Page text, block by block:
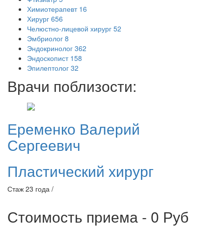
Химиотерапевт 16
Хирург 656
Челюстно-лицевой хирург 52
Эмбриолог 8
Эндокринолог 362
Эндоскопист 158
Эпилептолог 32
Врачи поблизости:
Еременко Валерий
Сергеевич
Пластический хирург
Стаж 23 года /
Стоимость приема - 0 Руб